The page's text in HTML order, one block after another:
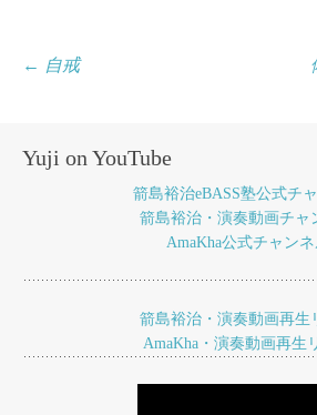
投
シ
ン
← 自戒
Yuji on YouTube
箭島裕治eBASS塾公式チ
箭島裕治・演奏動画チャ
AmaKha公式チャン
箭島裕治・演奏動画再生
AmaKha・演奏動画再生